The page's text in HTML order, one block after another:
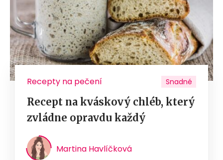
Recepty na pečení Snadné
Recept na kváskový chléb, který
zvládne opravdu každý
Martina Havlíčková